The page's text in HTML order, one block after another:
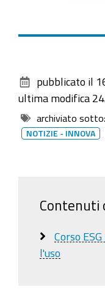
documento
pubblicato il
ultima modifica
archiviato sotto:
NOTIZIE - INNOVA
Contenuti
Corso
l'uso